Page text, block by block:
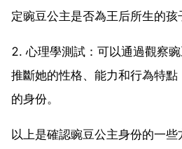
定豌豆公主是否為王后所生的孩
2. 心理學測試：可以通過觀察
推斷她的性格、能力和行為特
的身份。
以上是確認豌豆公主身份的一